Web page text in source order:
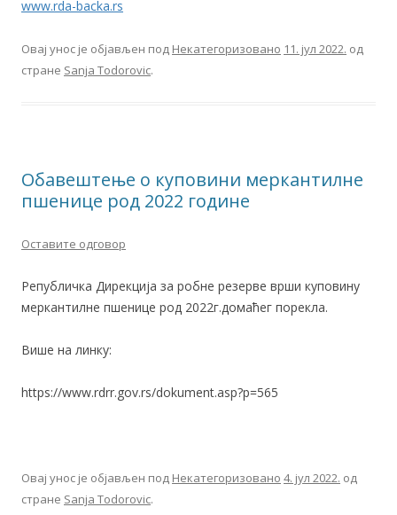
www.rda-backa.rs
Овај унос је објављен под Некатегоризовано 11. јул 2022. од
стране Sanja Todorovic.
Обавештење о куповини меркантилне
пшенице род 2022 године
Оставите одговор
Републичка Дирекција за робне резерве врши куповину
меркантилне пшенице род 2022г.домаћег порекла.
Више на линку:
https://www.rdrr.gov.rs/dokument.asp?p=565
Овај унос је објављен под Некатегоризовано 4. јул 2022. од
стране Sanja Todorovic.